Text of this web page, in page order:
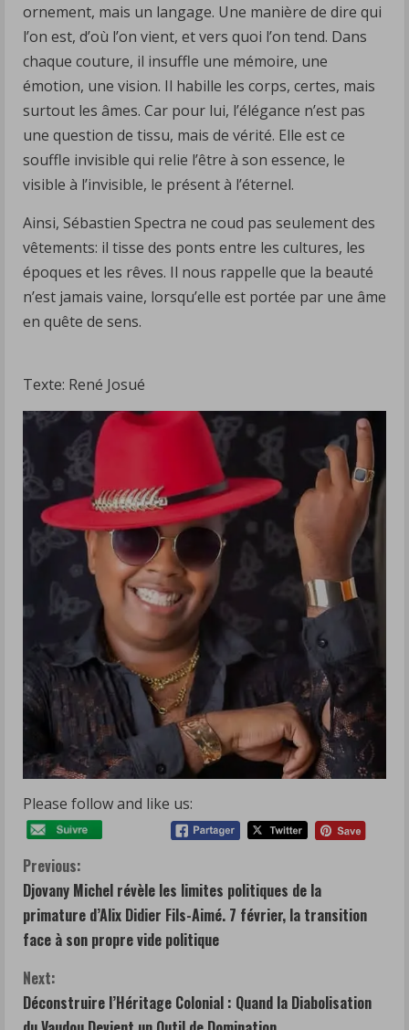
ornement, mais un langage. Une manière de dire qui
l’on est, d’où l’on vient, et vers quoi l’on tend. Dans
chaque couture, il insuffle une mémoire, une
émotion, une vision. Il habille les corps, certes, mais
surtout les âmes. Car pour lui, l’élégance n’est pas
une question de tissu, mais de vérité. Elle est ce
souffle invisible qui relie l’être à son essence, le
visible à l’invisible, le présent à l’éternel.
Ainsi, Sébastien Spectra ne coud pas seulement des
vêtements: il tisse des ponts entre les cultures, les
époques et les rêves. Il nous rappelle que la beauté
n’est jamais vaine, lorsqu’elle est portée par une âme
en quête de sens.
Texte: René Josué
Please follow and like us:
C
o
n
t
Previous:
Djovany Michel révèle les limites politiques de la
primature d’Alix Didier Fils-Aimé. 7 février, la transition
face à son propre vide politique
Next:
Déconstruire l’Héritage Colonial : Quand la Diabolisation